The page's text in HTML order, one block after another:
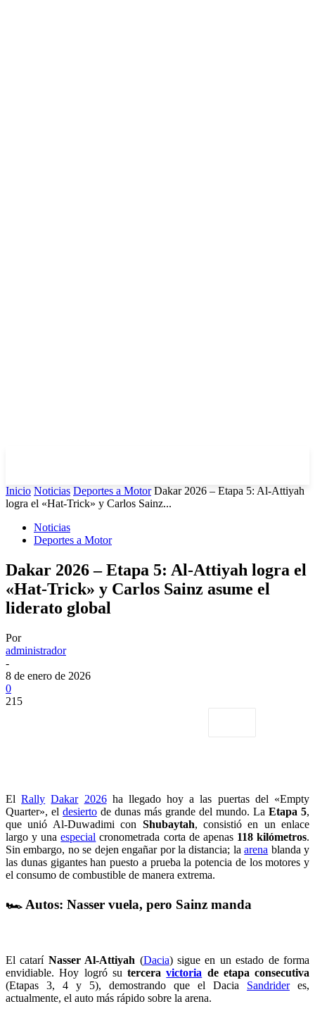
Inicio Noticias Deportes a Motor Dakar 2026 – Etapa 5: Al-Attiyah
logra el «Hat-Trick» y Carlos Sainz...
Noticias
Deportes a Motor
Dakar 2026 – Etapa 5: Al-Attiyah logra el
«Hat-Trick» y Carlos Sainz asume el
liderato global
Por
administrador
-
8 de enero de 2026
0
215
ElRally Dakar 2026ha llegado hoy a las puertas del «Empty
Quarter», el desierto de dunas más grande del mundo. La Etapa 5,
que unió Al-Duwadimi con Shubaytah, consistió en un enlace
largo y unaespecial cronometrada corta de apenas 118 kilómetros.
Sin embargo, no se dejen engañar por la distancia; laarena blanda y
las dunas gigantes han puesto a prueba la potencia de los motores y
el consumo de combustible de manera extrema.
🏎️ Autos: Nasser vuela, pero Sainz manda
El catarí Nasser Al-Attiyah (Dacia) sigue en un estado de forma
envidiable. Hoy logró su terceravictoria de etapa consecutiva
(Etapas 3, 4 y 5), demostrando que el Dacia Sandrideres,
actualmente, el auto más rápido sobre la arena.